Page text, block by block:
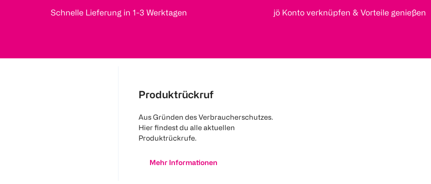
Schnelle Lieferung in 1-3 Werktagen jö Konto verknüpfen & Vorteile genießen
Produktrückruf
Aus Gründen des Verbraucherschutzes.
Hier findest du alle aktuellen
Produktrückrufe.
Mehr Informationen